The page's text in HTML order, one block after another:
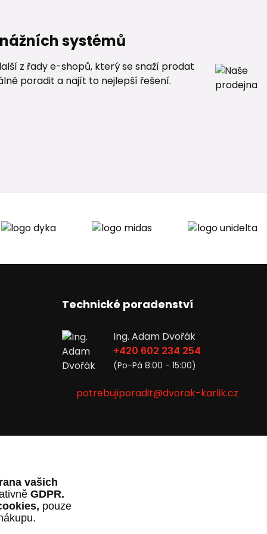
systémů
z řady e-shopů, který se snaží prodat
poradit a najít to nejlepší řešení.
Technické poradenství
Ing. Adam Dvořák
+420 602 234 254
(Po-Pá 8:00 - 15:00)
potrebujiporadit@dvorak-karlik.cz
vašich
GDPR.
pouze